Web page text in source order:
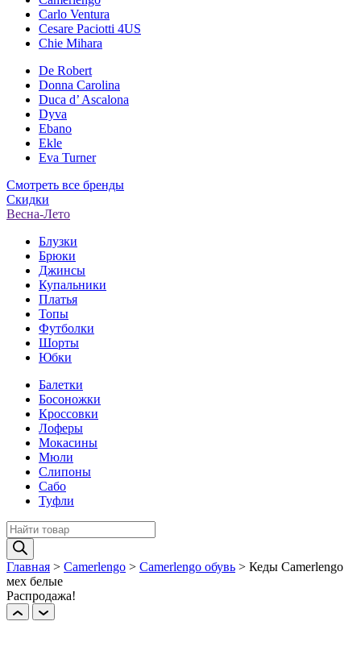
Carlo Ventura
Cesare Paciotti 4US
Chie Mihara
De Robert
Donna Carolina
Duca d’ Ascalona
Dyva
Ebano
Ekle
Eva Turner
Смотреть все бренды
Скидки
Весна-Лето
Блузки
Брюки
Джинсы
Купальники
Платья
Топы
Футболки
Шорты
Юбки
Балетки
Босоножки
Кроссовки
Лоферы
Мокасины
Мюли
Слипоны
Сабо
Туфли
Поиск
товаров
Главная > Camerlengo > Camerlengo обувь > Кеды Camerlengo
мех белые
Распродажа!